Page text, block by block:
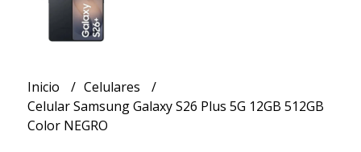
Inicio
Celulares
Celular Samsung Galaxy S26 Plus 5G 12GB 512GB
Color NEGRO